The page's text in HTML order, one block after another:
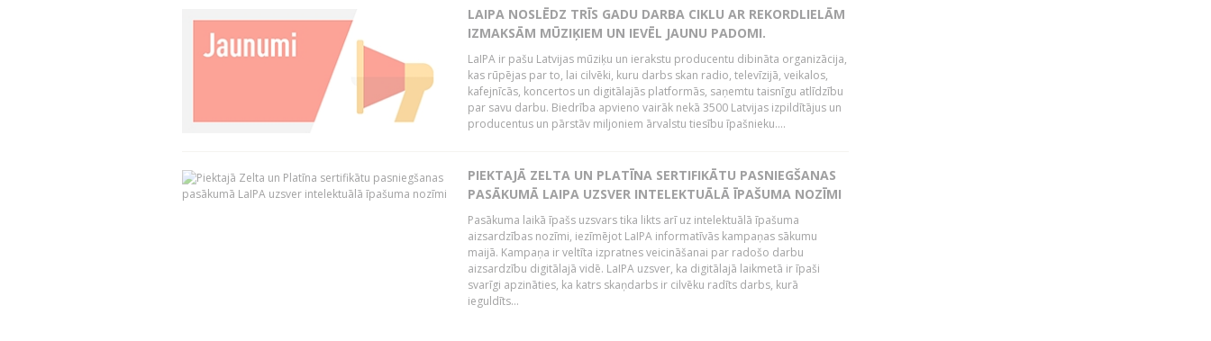
LAIPA NOSLĒDZ TRĪS GADU DARBA CIKLU AR REKORDLIELĀM
IZMAKSĀM MŪZIĶIEM UN IEVĒL JAUNU PADOMI.
LaIPA ir pašu Latvijas mūziķu un ierakstu producentu dibināta organizācija,
kas rūpējas par to, lai cilvēki, kuru darbs skan radio, televīzijā, veikalos,
kafejnīcās, koncertos un digitālajās platformās, saņemtu taisnīgu atlīdzību
par savu darbu. Biedrība apvieno vairāk nekā 3500 Latvijas izpildītājus un
producentus un pārstāv miljoniem ārvalstu tiesību īpašnieku....
PIEKTAJĀ ZELTA UN PLATĪNA SERTIFIKĀTU PASNIEGŠANAS
PASĀKUMĀ LAIPA UZSVER INTELEKTUĀLĀ ĪPAŠUMA NOZĪMI
Pasākuma laikā īpašs uzsvars tika likts arī uz intelektuālā īpašuma
aizsardzības nozīmi, iezīmējot LaIPA informatīvās kampaņas sākumu
maijā. Kampaņa ir veltīta izpratnes veicināšanai par radošo darbu
aizsardzību digitālajā vidē. LaIPA uzsver, ka digitālajā laikmetā ir īpaši
svarīgi apzināties, ka katrs skaņdarbs ir cilvēku radīts darbs, kurā
ieguldīts...